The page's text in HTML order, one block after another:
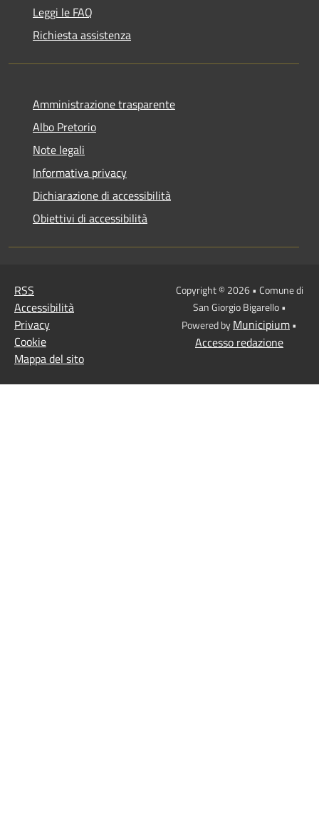
Leggi le FAQ
Richiesta assistenza
Amministrazione trasparente
Albo Pretorio
Note legali
Informativa privacy
Dichiarazione di accessibilità
Obiettivi di accessibilità
RSS
Accessibilità
Privacy
Cookie
Mappa del sito
Copyright © 2026 • Comune di
San Giorgio Bigarello •
Powered byMunicipium•
Accesso redazione